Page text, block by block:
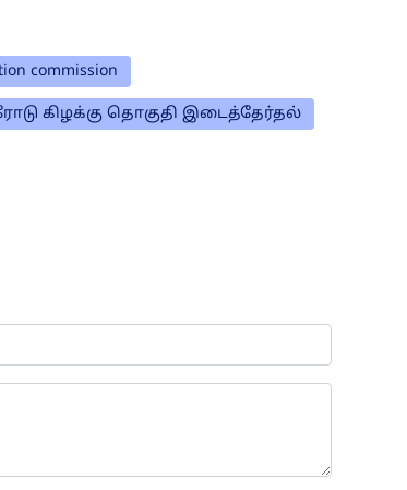
commission
கிழக்கு தொகுதி இடைத்தேர்தல்